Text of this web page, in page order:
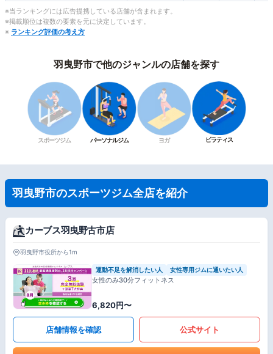
※当ランキングには広告提携している店舗が含まれます。
※掲載順位は複数の要素を元に決定しています。
※ ランキング評価の考え方
羽曳野市で他のジャンルの店舗を探す
スポーツジム パーソナルジム ヨガ ピラティス
羽曳野市のスポーツジム全店を紹介
カーブス羽曳野古市店
羽曳野市役所から1m
運動不足を解消したい人 女性専用ジムに通いたい人
女性のみ30分フィットネス
6,820円〜
店舗情報を確認 公式サイト